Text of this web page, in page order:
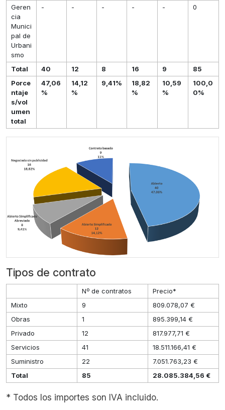
Geren
cia
Munici
pal de
Urbani
smo
- - - - - 0
Total 40 12 8 16 9
85
Porce
ntaje
s/vol
umen
total
47,06
%
14,12
%
9,41%
18,82
%
10,59
%
100,0
0%
Tipos de contrato
Nº de contratos
Precio*
Mixto
9
809.078,07 €
Obras
1
895.399,14 €
Privado
12
817.977,71 €
Servicios
41
18.511.166,41 €
Suministro
22
7.051.763,23 €
Total
85 28.085.384,56 €
* Todos los importes son IVA incluido.